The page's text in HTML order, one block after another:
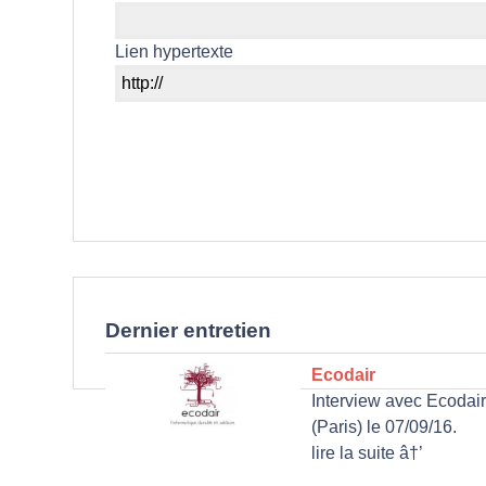
Lien hypertexte
Dernier entretien
Ecodair
Interview avec Ecodair
(Paris) le 07/09/16.
lire la suite â†’